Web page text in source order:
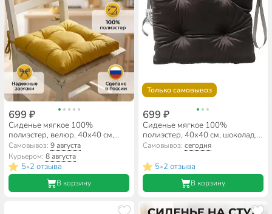
699 ₽
Сиденье мягкое 100%
полиэстер, велюр, 40х40 см,
горчица, Сказка На Ночь,
Классика
Самовывоз:9 августа
Курьером:8 августа
5•2 отзыва
В корзину
Только самовывоз
699 ₽
Сиденье мягкое 100%
полиэстер, 40х40 см, шоколад,
Классика, Бархат
Самовывоз: сегодня
5•2 отзыва
В корзину